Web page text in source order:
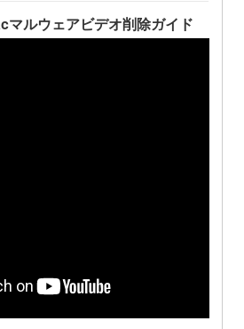
マルウェアビデオ削除ガイド